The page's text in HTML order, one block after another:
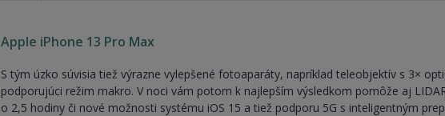
Apple iPhone 13 Pro Max
S tým úzko súvisia tiež výrazne vylepšené fotoaparáty, napríklad teleobjektív s 3×
podporujúci režim makro. V noci vám potom k najlepším výsledkom pomôže aj
o 2,5 hodiny či nové možnosti systému iOS 15 a tiež podporu 5G s inteligentným